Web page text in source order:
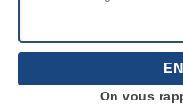
On vous